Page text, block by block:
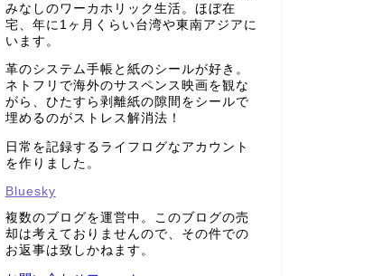
みなしのワーカホリック生活。ほぼ在
宅、年に1ヶ月くらい台湾や東南アジアに
います。
革のシステム手帳と紙のシールが好き。
ネトフリで海外のサスペンス映画を観な
がら、ひたすら剥離紙の隙間をシールで
埋めるのがストレス解消法！
日常を記録するライフログなアカウント
を作りました。
Bluesky
複数のブログを運営中。このブログの売
却は考えておりませんので、その件での
お返事は致しかねます。